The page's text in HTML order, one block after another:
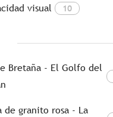
visual 10
Bretaña - El Golfo del
de granito rosa - La